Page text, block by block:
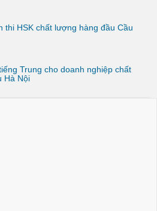
thi HSK chất lượng hàng đầu Cầu
Trung cho doanh nghiệp chất
Hà Nội